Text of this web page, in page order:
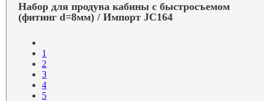
Набор для продува кабины с быстросъемом
(фитинг d=8мм) / Импорт JC164
1
2
3
4
5